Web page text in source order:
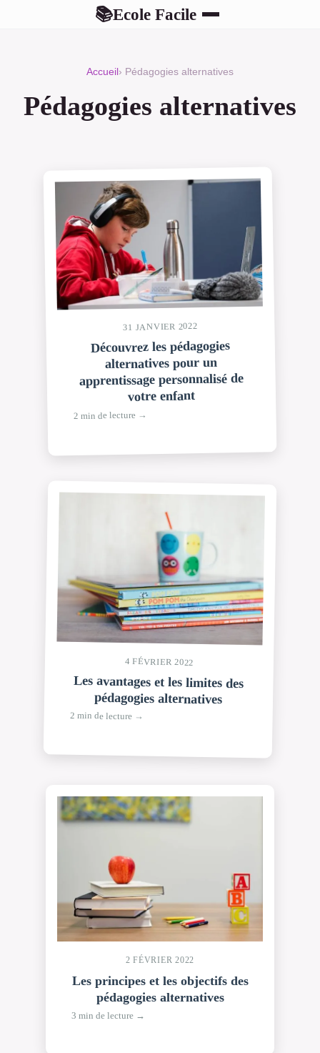
📚Ecole Facile
Accueil › Pédagogies alternatives
Pédagogies alternatives
31 JANVIER 2022
Découvrez les pédagogies
alternatives pour un
apprentissage personnalisé de
votre enfant
2 min de lecture →
4 FÉVRIER 2022
Les avantages et les limites des
pédagogies alternatives
2 min de lecture →
2 FÉVRIER 2022
Les principes et les objectifs des
pédagogies alternatives
3 min de lecture →